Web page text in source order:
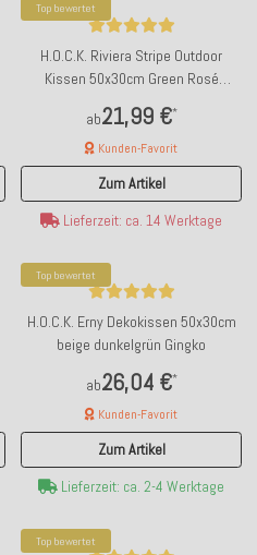
Top bewertet
H.O.C.K. Riviera Stripe Outdoor
Kissen 50x30cm Green Rosé
ab21,99 €*
Kunden-Favorit
Zum Artikel
Lieferzeit: ca. 14 Werktage
Top bewertet
H.O.C.K. Erny Dekokissen 50x30cm
beige dunkelgrün Gingko
ab26,04 €*
Kunden-Favorit
Zum Artikel
Lieferzeit: ca. 2-4 Werktage
Top bewertet